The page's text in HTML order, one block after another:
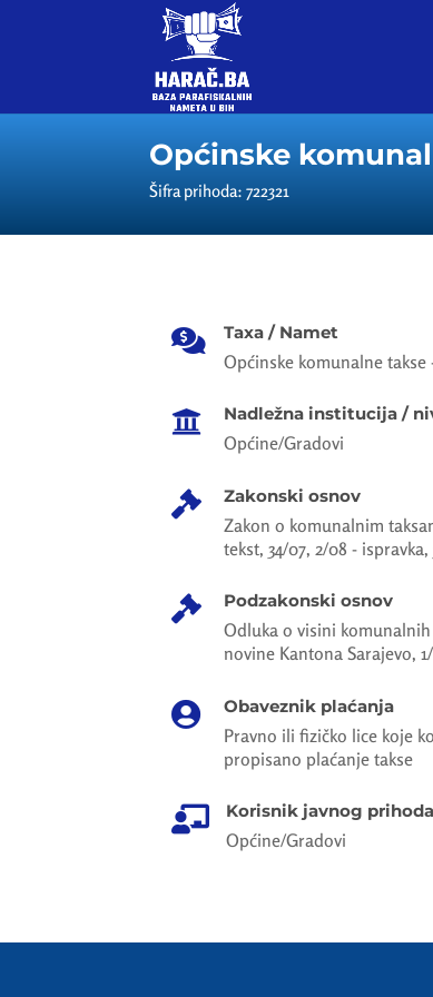
Općinske
Šifra prihoda: 722321
 Taxa / Namet
Općinske komunalne
 Nadležna institucija /
Općine/Gradovi
 Zakonski osnov
Zakon o komunalnim
tekst, 34/07, 2/08 - ispravka,
 Podzakonski osnov
Odluka o visini
novine Kantona Sarajevo, 1/
 Obaveznik plaćanja
Pravno ili fizičko lice koje
propisano plaćanje takse
 Korisnik javnog prihoda
Općine/Gradovi